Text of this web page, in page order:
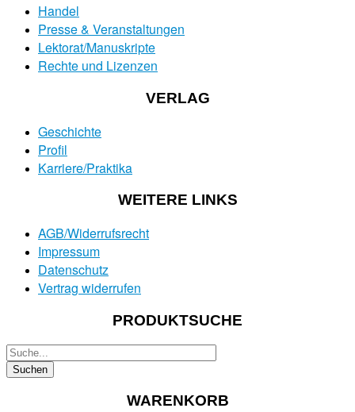
Handel
Presse & Veranstaltungen
Lektorat/Manuskripte
Rechte und Lizenzen
VERLAG
Geschichte
Profil
Karriere/Praktika
WEITERE LINKS
AGB/Widerrufsrecht
Impressum
Datenschutz
Vertrag widerrufen
PRODUKTSUCHE
WARENKORB